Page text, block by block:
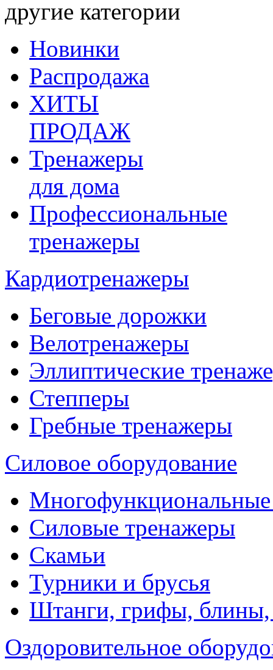
другие категории
Новинки
Распродажа
ХИТЫ
ПРОДАЖ
Тренажеры
для дома
Профессиональные
тренажеры
Кардиотренажеры
Беговые дорожки
Велотренажеры
Эллиптические
Степперы
Гребные тренажеры
Силовое оборудование
Силовые тренажеры
Скамьи
Турники и брусья
Штанги, грифы, блины,
Оздоровительное